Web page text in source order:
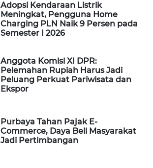
Adopsi Kendaraan Listrik
Meningkat, Pengguna Home
Charging PLN Naik 9 Persen pada
Semester I 2026
Anggota Komisi XI DPR:
Pelemahan Rupiah Harus Jadi
Peluang Perkuat Pariwisata dan
Ekspor
Purbaya Tahan Pajak E-
Commerce, Daya Beli Masyarakat
Jadi Pertimbangan